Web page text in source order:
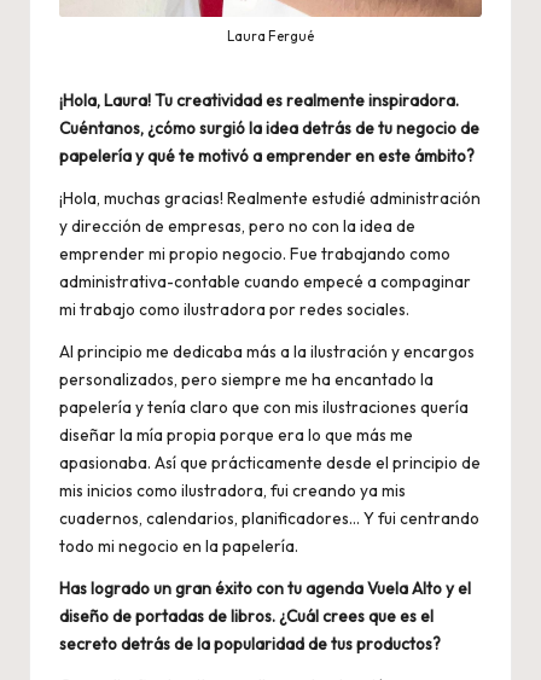
Laura Fergué
¡Hola, Laura! Tu creatividad es realmente inspiradora.
Cuéntanos, ¿cómo surgió la idea detrás de tu negocio de
papelería y qué te motivó a emprender en este ámbito?
¡Hola, muchas gracias! Realmente estudié administración
y dirección de empresas, pero no con la idea de
emprender mi propio negocio. Fue trabajando como
administrativa-contable cuando empecé a compaginar
mi trabajo como ilustradora por redes sociales.
Al principio me dedicaba más a la ilustración y encargos
personalizados, pero siempre me ha encantado la
papelería y tenía claro que con mis ilustraciones quería
diseñar la mía propia porque era lo que más me
apasionaba. Así que prácticamente desde el principio de
mis inicios como ilustradora, fui creando ya mis
cuadernos, calendarios, planificadores… Y fui centrando
todo mi negocio en la papelería.
Has logrado un gran éxito con tu agenda Vuela Alto y el
diseño de portadas de libros. ¿Cuál crees que es el
secreto detrás de la popularidad de tus productos?